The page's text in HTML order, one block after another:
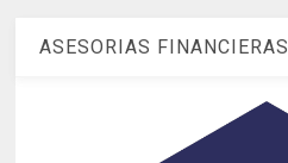
ASESORIAS FINANCIERAS